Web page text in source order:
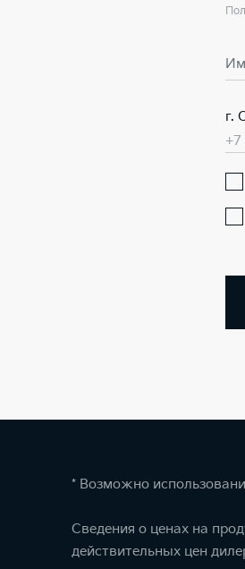
г.
* Возможно
Сведения о ценах на
действительных цен